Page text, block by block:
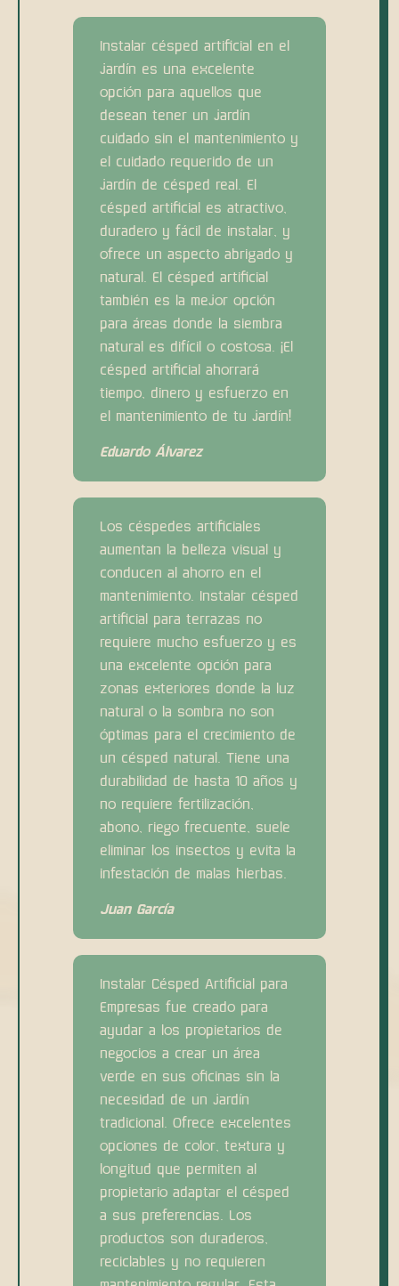
Instalar césped artificial en el
jardín es una excelente
opción para aquellos que
desean tener un jardín
cuidado sin el mantenimiento y
el cuidado requerido de un
jardín de césped real. El
césped artificial es atractivo,
duradero y fácil de instalar, y
ofrece un aspecto abrigado y
natural. El césped artificial
también es la mejor opción
para áreas donde la siembra
natural es difícil o costosa. ¡El
césped artificial ahorrará
tiempo, dinero y esfuerzo en
el mantenimiento de tu jardín!
Eduardo Álvarez
Los céspedes artificiales
aumentan la belleza visual y
conducen al ahorro en el
mantenimiento. Instalar césped
artificial para terrazas no
requiere mucho esfuerzo y es
una excelente opción para
zonas exteriores donde la luz
natural o la sombra no son
óptimas para el crecimiento de
un césped natural. Tiene una
durabilidad de hasta 10 años y
no requiere fertilización,
abono, riego frecuente, suele
eliminar los insectos y evita la
infestación de malas hierbas.
Juan García
Instalar Césped Artificial para
Empresas fue creado para
ayudar a los propietarios de
negocios a crear un área
verde en sus oficinas sin la
necesidad de un jardín
tradicional. Ofrece excelentes
opciones de color, textura y
longitud que permiten al
propietario adaptar el césped
a sus preferencias. Los
productos son duraderos,
reciclables y no requieren